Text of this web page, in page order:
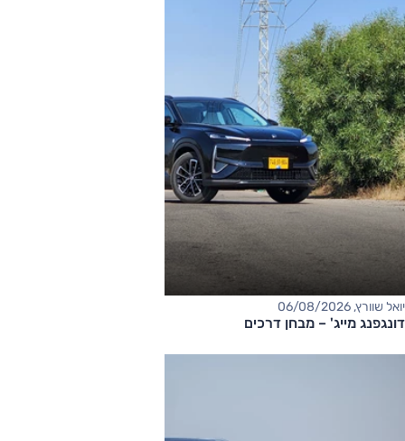
יואל שוורץ, 06/08/2026
דונגפנג מייג' – מבחן דרכים